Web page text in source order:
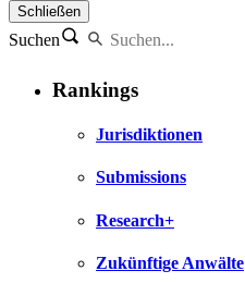
Schließen
Suchen
Rankings
Jurisdiktionen
Submissions
Research+
Zukünftige Anwälte